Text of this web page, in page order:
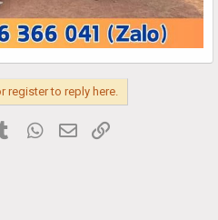
register to reply here.
Tumblr WhatsApp
Email